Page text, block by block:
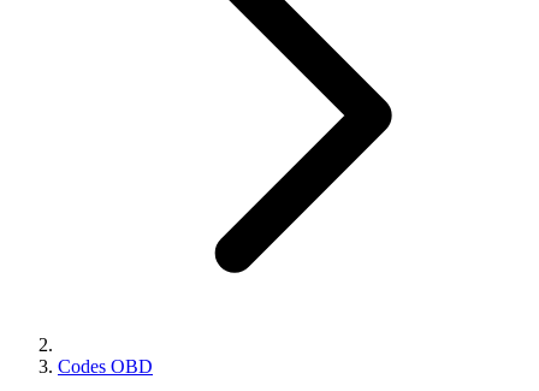
Codes OBD